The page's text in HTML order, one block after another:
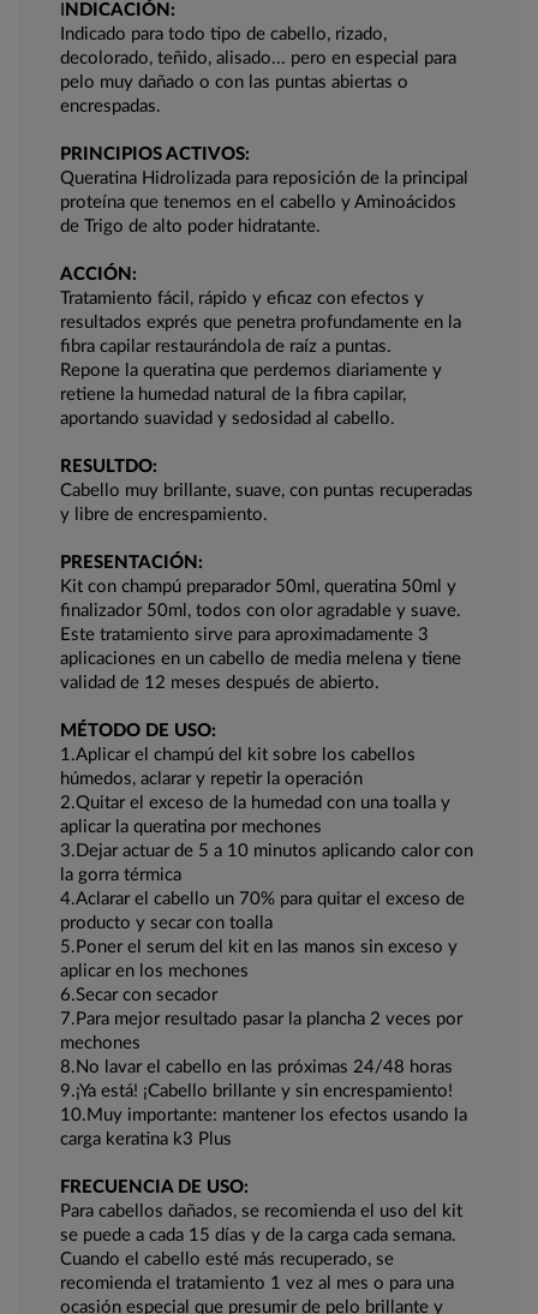
NDICACIÓN:
Indicado para todo tipo de cabello, rizado,
decolorado, teñido, alisado... pero en especial para
pelo muy dañado o con las puntas abiertas o
encrespadas.
PRINCIPIOS ACTIVOS:
Queratina Hidrolizada para reposición de la principal
proteína que tenemos en el cabello y Aminoácidos
de Trigo de alto poder hidratante.
ACCIÓN:
Tratamiento fácil, rápido y eficaz con efectos y
resultados exprés que penetra profundamente en la
fibra capilar restaurándola de raíz a puntas.
Repone la queratina que perdemos diariamente y
retiene la humedad natural de la fibra capilar,
aportando suavidad y sedosidad al cabello.
RESULTDO:
Cabello muy brillante, suave, con puntas recuperadas
y libre de encrespamiento.
PRESENTACIÓN:
Kit con champú preparador 50ml, queratina 50ml y
finalizador 50ml, todos con olor agradable y suave.
Este tratamiento sirve para aproximadamente 3
aplicaciones en un cabello de media melena y tiene
validad de 12 meses después de abierto.
MÉTODO DE USO:
1.Aplicar el champú del kit sobre los cabellos
húmedos, aclarar y repetir la operación
2.Quitar el exceso de la humedad con una toalla y
aplicar la queratina por mechones
3.Dejar actuar de 5 a 10 minutos aplicando calor con
la gorra térmica
4.Aclarar el cabello un 70% para quitar el exceso de
producto y secar con toalla
5.Poner el serum del kit en las manos sin exceso y
aplicar en los mechones
6.Secar con secador
7.Para mejor resultado pasar la plancha 2 veces por
mechones
8.No lavar el cabello en las próximas 24/48 horas
9.¡Ya está! ¡Cabello brillante y sin encrespamiento!
10.Muy importante: mantener los efectos usando la
carga keratina k3 Plus
FRECUENCIA DE USO:
Para cabellos dañados, se recomienda el uso del kit
se puede a cada 15 días y de la carga cada semana.
Cuando el cabello esté más recuperado, se
recomienda el tratamiento 1 vez al mes o para una
ocasión especial que presumir de pelo brillante y